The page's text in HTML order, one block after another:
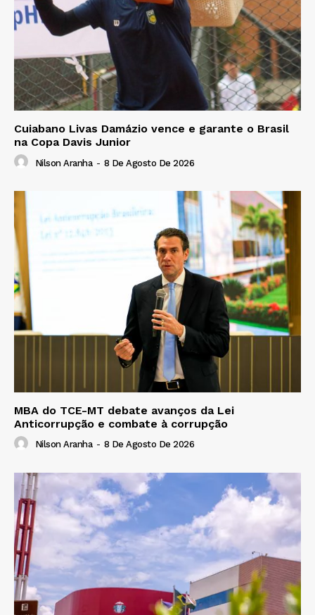
Cuiabano Livas Damázio vence e garante o Brasil
na Copa Davis Junior
Nilson Aranha - 8 De Agosto De 2026
MBA do TCE-MT debate avanços da Lei
Anticorrupção e combate à corrupção
Nilson Aranha - 8 De Agosto De 2026